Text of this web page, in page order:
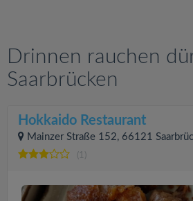
Drinnen rauchen
Saarbrücken
Hokkaido Restaurant
Mainzer Straße 152, 66121
(1)
n